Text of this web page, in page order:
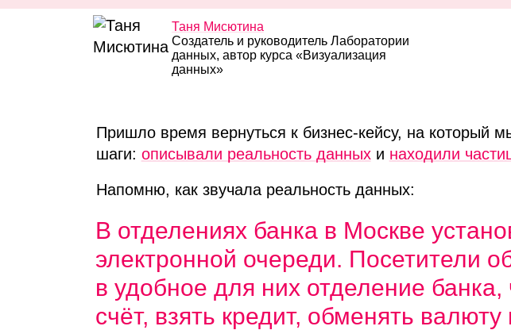
Таня Мисютина
Создатель и руководитель Лаборатории
данных, автор курса «Визуализация
данных»
Пришло время вернуться к бизнес‑кейсу, на который
шаги: описывали реальность данныхи находили
Напомню, как звучала реальность данных:
В отделениях банка в Москве
электронной очереди. Посетители
в удобное для них отделение банка,
счёт, взять кредит, обменять